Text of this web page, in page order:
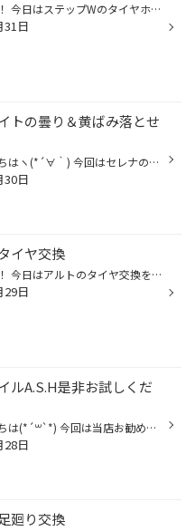
こんにちは！ 今日はステップWのタイヤホイール交換を実施します。 商品：シュナイダー スタッグ 左右で色を変えての取付です。 タイヤは最近話題のオールシーズンタイヤを取付しました。 同じような仕様をご検討の方は、ぜひ当店までご来店下さい。 ご購入ありがとうございました。
31日
トの曇り＆黄ばみ落とせ
皆様こんにちはヽ(*´∀｀) 今回はセレナのヘッドライトの曇りを綺麗にしていきます！ 施工前はこんな感じ かなり白く曇ってきてますね… どうしてもプラスチックの劣化や紫外線等で白く曇ったり黄色くなってきてしまう物… 1回目の曇り取りが終わった状態 １回でかなり綺麗になりましたね！ 2回目の曇...
30日
イヤ交換
こんにちは！ 今日はアルトのタイヤ交換を実施します。 商品：165/55R15 RE004 では作業進めて行きます。 まずは、タイヤを取り外していきます。 続いて空気を充填します。 最後にバランスを取り車体に取り付けします。 これで作業終了です。 タイヤ交換をご検討の方は、ぜひ当店までご来店下さい...
29日
ルA.S.H是非お試しくだ
皆様こんにちは(*´꒳`*) 今回は当店お勧め品でもあるエンジンオイルのA.S.Hのご紹介です！ A.S.Hとは このエンジンオイルの一番の特徴はポリマー(増粘剤)を使用していないという事。 ポリマーを配合しない事によって耐熱性や耐酸化性に優れ他のオイルに比べロングライフなオイルになっています。 更...
28日
廻り交換